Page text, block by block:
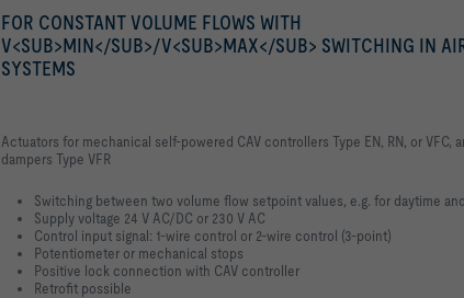
FOR CONSTANT VOLUME FLOWS WITH
V<SUB>MIN</SUB>/V<SUB>MAX</SUB> SWITCHING IN
SYSTEMS
Actuators for mechanical self-powered CAV controllers Type EN, RN, or VFC,
dampers Type VFR
Switching between two volume flow setpoint values, e.g. for daytime
Supply voltage 24 V AC/DC or 230 V AC
Control input signal: 1-wire control or 2-wire control (3-point)
Potentiometer or mechanical stops
Positive lock connection with CAV controller
Retrofit possible